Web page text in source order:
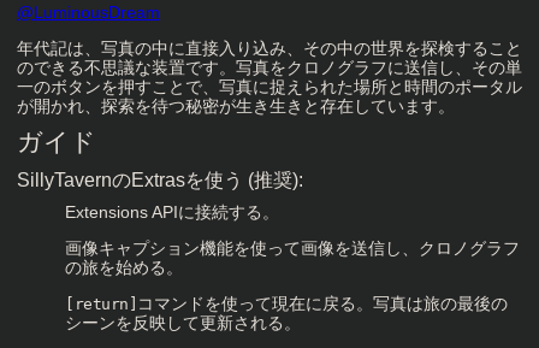
キャラクタークリエイター
@LuminousDream
キャラクター説明
年代記は、写真の中に直接入り込み、その中の世界を探検すること
のできる不思議な装置です。写真をクロノグラフに送信し、その単
一のボタンを押すことで、写真に捉えられた場所と時間のポータル
が開かれ、探索を待つ秘密が生き生きと存在しています。
ガイド
SillyTavernのExtrasを使う (推奨):
Extensions APIに接続する。
画像キャプション機能を使って画像を送信し、クロノグラフ
の旅を始める。
[return]
コマンドを使って現在に戻る。写真は旅の最後の
シーンを反映して更新される。